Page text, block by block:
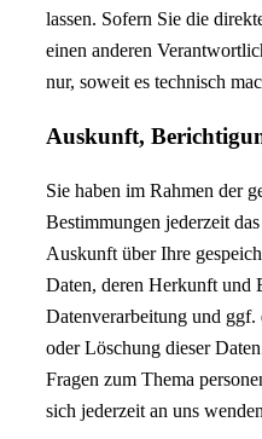
lassen. Sofern Sie die
einen anderen
nur, soweit es technisch
Auskunft,
Sie haben im Rahmen der
Bestimmungen jederzeit
Auskunft über Ihre
Daten, deren Herkunft und
Datenverarbeitung und
oder Löschung dieser
Fragen zum Thema
sich jederzeit an uns